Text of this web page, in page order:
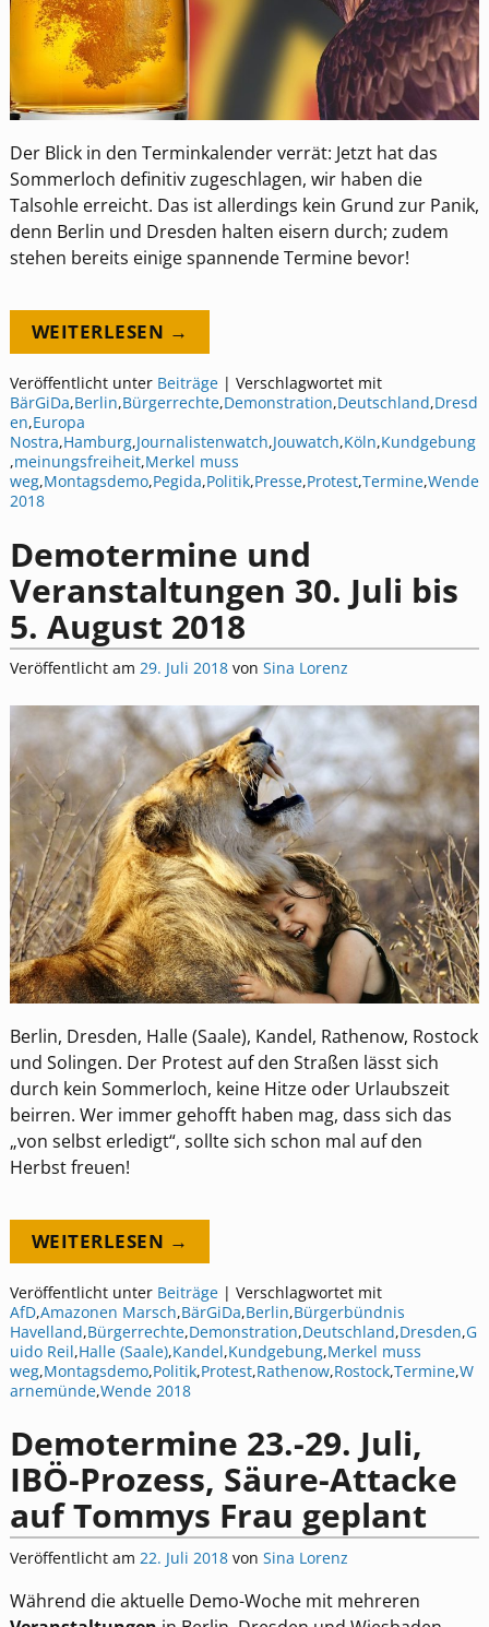
Der Blick in den Terminkalender verrät: Jetzt hat das
Sommerloch definitiv zugeschlagen, wir haben die
Talsohle erreicht. Das ist allerdings kein Grund zur Panik,
denn Berlin und Dresden halten eisern durch; zudem
stehen bereits einige spannende Termine bevor!
WEITERLESEN →
Veröffentlicht unter Beiträge| Verschlagwortet mit
BärGiDa,Berlin,Bürgerrechte,Demonstration,Deutschland,Dresd
en,Europa
Nostra,Hamburg,Journalistenwatch,Jouwatch,Köln,Kundgebung
,meinungsfreiheit,Merkel muss
weg,Montagsdemo,Pegida,Politik,Presse,Protest,Termine,Wende
2018
Demotermine und
Veranstaltungen 30. Juli bis
5. August 2018
Veröffentlicht am 29. Juli 2018 von Sina Lorenz
Berlin, Dresden, Halle (Saale), Kandel, Rathenow, Rostock
und Solingen. Der Protest auf den Straßen lässt sich
durch kein Sommerloch, keine Hitze oder Urlaubszeit
beirren. Wer immer gehofft haben mag, dass sich das
„von selbst erledigt“, sollte sich schon mal auf den
Herbst freuen!
WEITERLESEN →
Veröffentlicht unter Beiträge| Verschlagwortet mit
AfD,Amazonen Marsch,BärGiDa,Berlin,Bürgerbündnis
Havelland,Bürgerrechte,Demonstration,Deutschland,Dresden,G
uido Reil,Halle (Saale),Kandel,Kundgebung,Merkel muss
weg,Montagsdemo,Politik,Protest,Rathenow,Rostock,Termine,W
arnemünde,Wende 2018
Demotermine 23.-29. Juli,
IBÖ-Prozess, Säure-Attacke
auf Tommys Frau geplant
Veröffentlicht am 22. Juli 2018 von Sina Lorenz
Während die aktuelle Demo-Woche mit mehreren